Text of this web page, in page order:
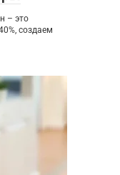
– это
создаем